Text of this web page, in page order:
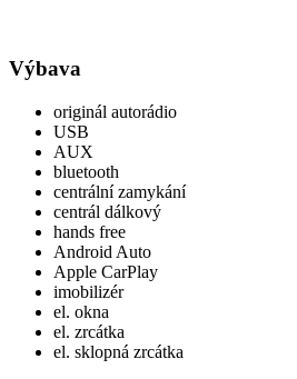
Výbava
originál autorádio
USB
AUX
bluetooth
centrální zamykání
centrál dálkový
hands free
Android Auto
Apple CarPlay
imobilizér
el. okna
el. zrcátka
el. sklopná zrcátka